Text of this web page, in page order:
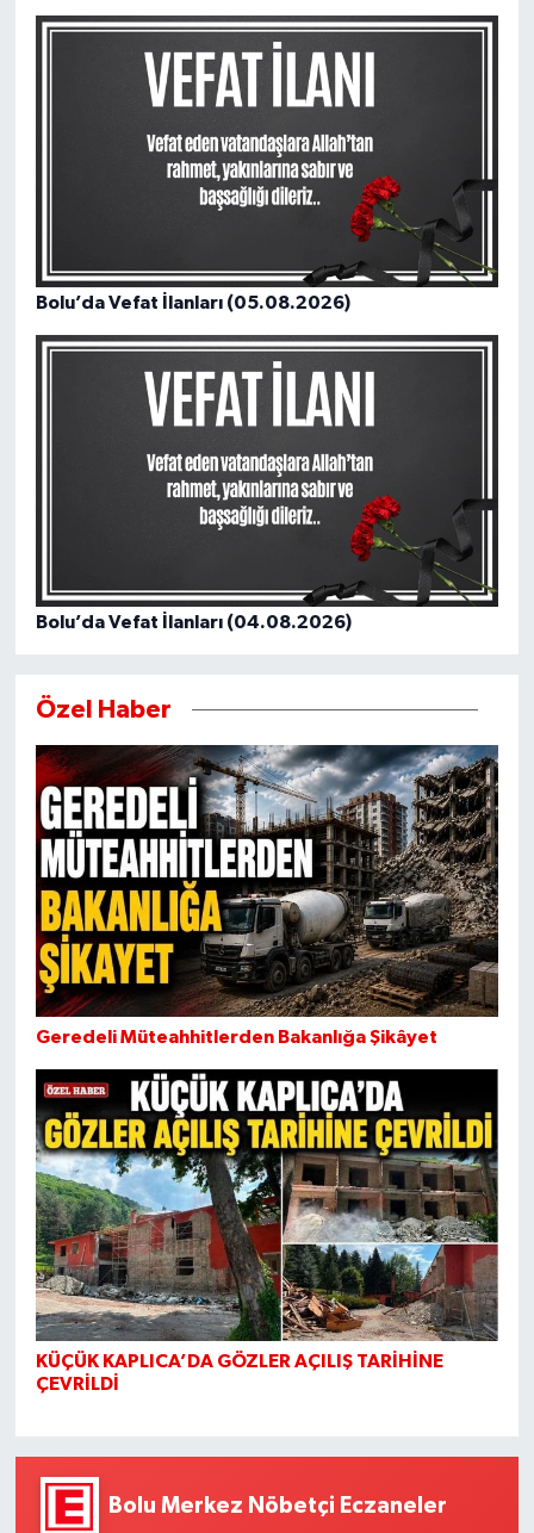
Bolu’da Vefat İlanları (05.08.2026)
Bolu’da Vefat İlanları (04.08.2026)
Özel Haber
Geredeli Müteahhitlerden Bakanlığa Şikâyet
KÜÇÜK KAPLICA’DA GÖZLER AÇILIŞ TARİHİNE
ÇEVRİLDİ
Bolu Merkez Nöbetçi Eczaneler